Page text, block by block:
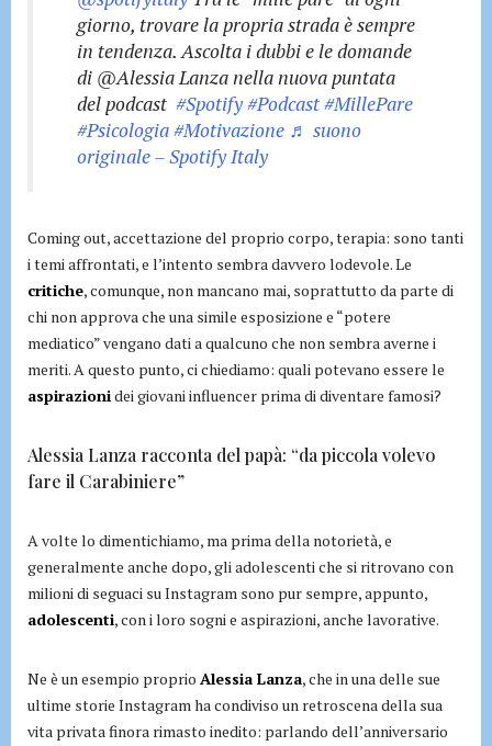
giorno, trovare la propria strada è sempre
in tendenza. Ascolta i dubbi e le domande
di @Alessia Lanza nella nuova puntata
del podcast ‍ #Spotify#Podcast#MillePare
#Psicologia#Motivazione ♬ suono
originale – Spotify Italy
Coming out, accettazione del proprio corpo, terapia: sono tanti
i temi affrontati, e l’intento sembra davvero lodevole. Le
critiche, comunque, non mancano mai, soprattutto da parte di
chi non approva che una simile esposizione e “potere
mediatico” vengano dati a qualcuno che non sembra averne i
meriti. A questo punto, ci chiediamo: quali potevano essere le
aspirazionidei giovani influencer prima di diventare famosi?
Alessia Lanza racconta del papà: “da piccola volevo
fare il Carabiniere”
A volte lo dimentichiamo, ma prima della notorietà, e
generalmente anche dopo, gli adolescenti che si ritrovano con
milioni di seguaci su Instagram sono pur sempre, appunto,
adolescenti, con i loro sogni e aspirazioni, anche lavorative.
Ne è un esempio proprio Alessia Lanza, che in una delle sue
ultime storie Instagram ha condiviso un retroscena della sua
vita privata finora rimasto inedito: parlando dell’anniversario